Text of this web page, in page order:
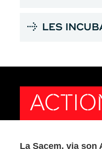
LES
La Sacem, via